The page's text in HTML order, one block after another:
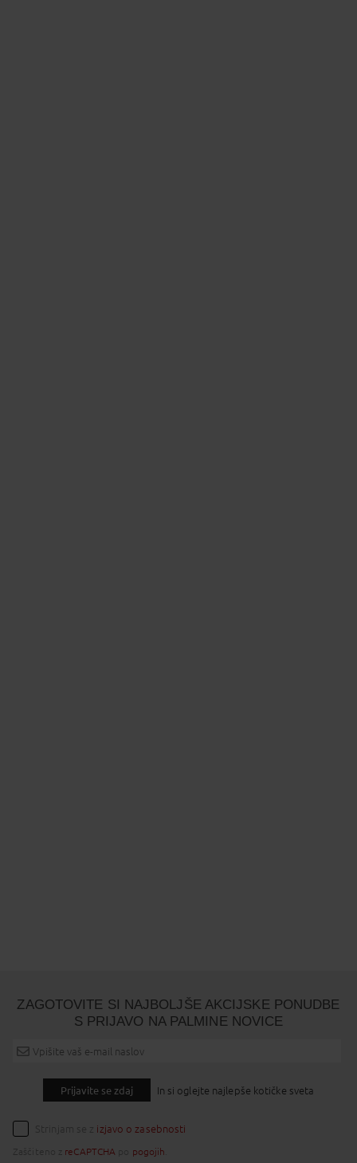
ZAGOTOVITE SI NAJBOLJŠE AKCIJSKE PONUDBE
S PRIJAVO NA PALMINE NOVICE
Prijavite se zdaj In si oglejte najlepše kotičke sveta
Strinjam se z izjavo o zasebnosti
Zaščiteno z reCAPTCHA pogojih